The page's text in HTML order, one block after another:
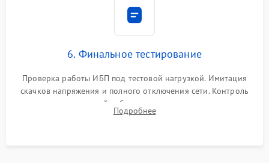
6. Финальное тестирование
Проверка работы ИБП под тестовой нагрузкой. Имитация
скачков напряжения и полного отключения сети. Контроль
времени автономной работы, температурного режима и
корректности формы выходного сигнала.
Подробнее